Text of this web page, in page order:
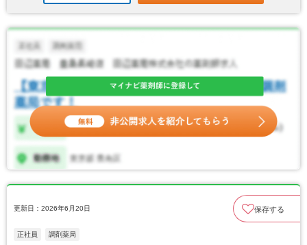
更新日：2026年6月20日 保存する
正社員 調剤薬局